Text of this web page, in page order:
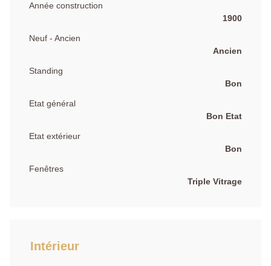
Année construction
1900
Neuf - Ancien
Ancien
Standing
Bon
Etat général
Bon Etat
Etat extérieur
Bon
Fenêtres
Triple Vitrage
Intérieur